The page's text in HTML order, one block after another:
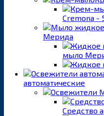
Cremona -
Мерида
мыло
автоматические
Средство